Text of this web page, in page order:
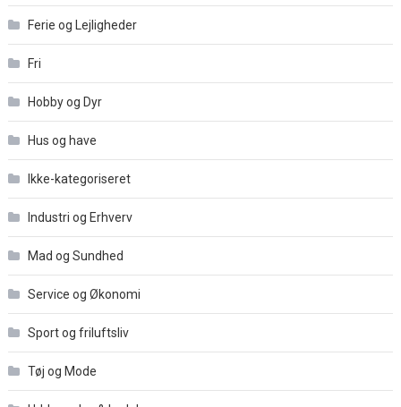
Ferie og Lejligheder
Fri
Hobby og Dyr
Hus og have
Ikke-kategoriseret
Industri og Erhverv
Mad og Sundhed
Service og Økonomi
Sport og friluftsliv
Tøj og Mode